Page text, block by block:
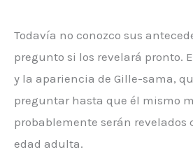
Todavía no conozco sus
pregunto si los revelará pronto.
y la apariencia de Gille-sama,
preguntar hasta que él mismo
probablemente serán revelados
edad adulta.